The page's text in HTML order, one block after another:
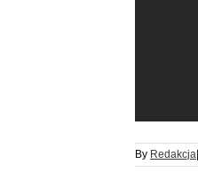
By Redakcja